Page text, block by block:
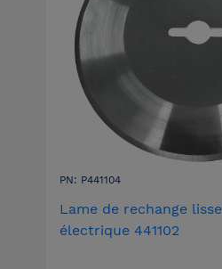
PN: P441104
Lame de rechange
électrique 441102